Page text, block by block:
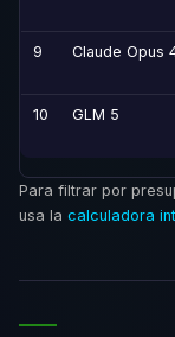
9 Claude Opus
10 GLM 5
Para filtrar por
usa la calculadora